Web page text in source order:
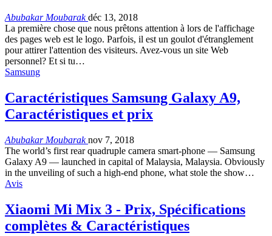
Abubakar Moubarakdéc 13, 2018
La première chose que nous prêtons attention à lors de l'affichage
des pages web est le logo. Parfois, il est un goulot d'étranglement
pour attirer l'attention des visiteurs. Avez-vous un site Web
personnel? Et si tu…
Samsung
Caractéristiques Samsung Galaxy A9,
Caractéristiques et prix
Abubakar Moubaraknov 7, 2018
The world’s first rear quadruple camera smart-phone — Samsung
Galaxy A9 — launched in capital of Malaysia, Malaysia. Obviously
in the unveiling of such a high-end phone, what stole the show…
Avis
Xiaomi Mi Mix 3 - Prix, Spécifications
complètes & Caractéristiques